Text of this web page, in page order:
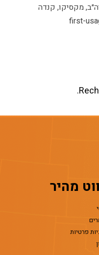
מקסיקו, קנדה
first-
מהיר
פרטיות